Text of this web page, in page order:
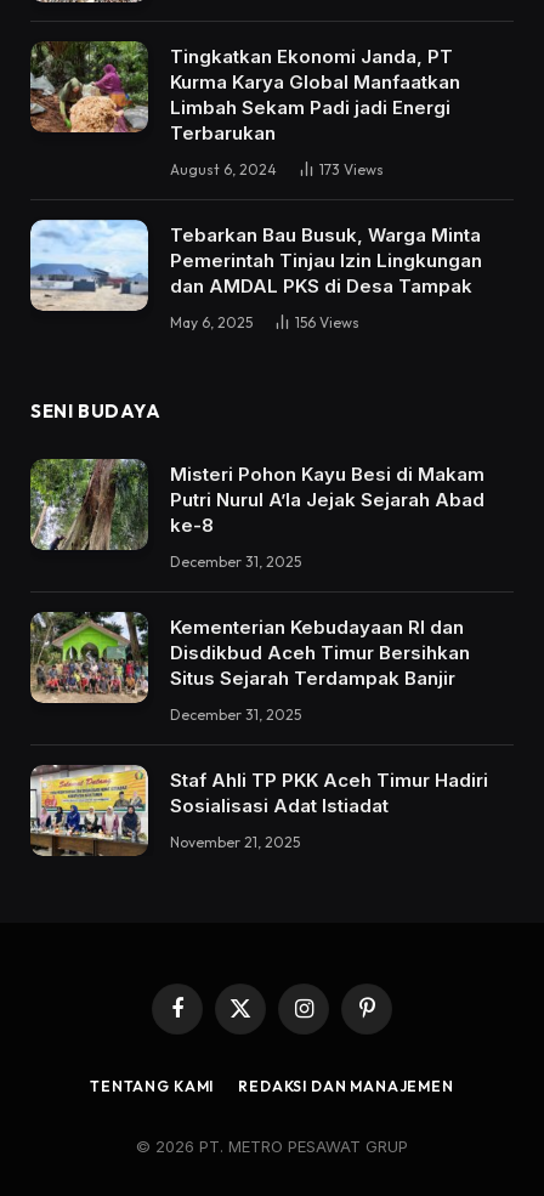
Tingkatkan Ekonomi Janda, PT
Kurma Karya Global Manfaatkan
Limbah Sekam Padi jadi Energi
Terbarukan
August 6, 2024 173 Views
Tebarkan Bau Busuk, Warga Minta
Pemerintah Tinjau Izin Lingkungan
dan AMDAL PKS di Desa Tampak
May 6, 2025 156 Views
SENI BUDAYA
Misteri Pohon Kayu Besi di Makam
Putri Nurul A’la Jejak Sejarah Abad
ke-8
December 31, 2025
Kementerian Kebudayaan RI dan
Disdikbud Aceh Timur Bersihkan
Situs Sejarah Terdampak Banjir
December 31, 2025
Staf Ahli TP PKK Aceh Timur Hadiri
Sosialisasi Adat Istiadat
November 21, 2025
Facebook
X
(Twitter)
InstagramPinterest
TENTANG KAMI REDAKSI DAN MANAJEMEN
© 2026 PT. METRO PESAWAT GRUP